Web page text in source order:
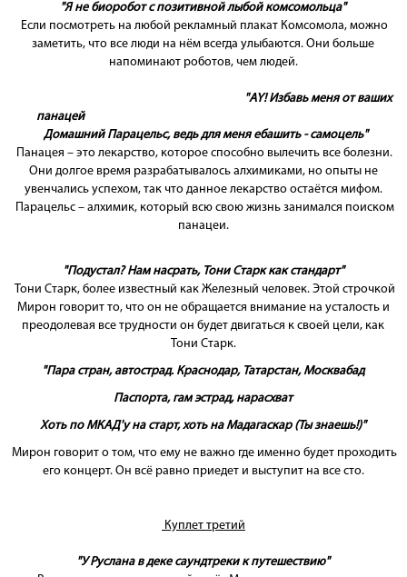
"Я не биоробот с позитивной лыбой комсомольца"
Если посмотреть на любой рекламный плакат Комсомола, можно
заметить, что все люди на нём всегда улыбаются. Они больше
напоминают роботов, чем людей.
"AY! Избавь меня от ваших
панацей
Домашний Парацельс, ведь для меня ебашить - самоцель"
Панацея – это лекарство, которое способно вылечить все болезни.
Они долгое время разрабатывалось алхимиками, но опыты не
увенчались успехом, так что данное лекарство остаётся мифом.
Парацельс – алхимик, который всю свою жизнь занимался поиском
панацеи.
"Подустал? Нам насрать, Тони Старк как стандарт"
Тони Старк, более известный как Железный человек. Этой строчкой
Мирон говорит то, что он не обращается внимание на усталость и
преодолевая все трудности он будет двигаться к своей цели, как
Тони Старк.
"Пара стран, автострад. Краснодар, Татарстан, Москвабад
Паспорта, гам эстрад, нарасхват
Хоть по МКАД'у на старт, хоть на Мадагаскар (Ты знаешь!)"
Мирон говорит о том, что ему не важно где именно будет проходить
его концерт. Он всё равно приедет и выступит на все сто.
Куплет третий
"У Руслана в деке саундтреки к путешествию"